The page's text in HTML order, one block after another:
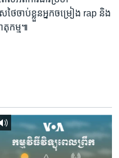
ចាប់ខ្លួនអ្នកចម្រៀង rap និង
តុកម្ម៕